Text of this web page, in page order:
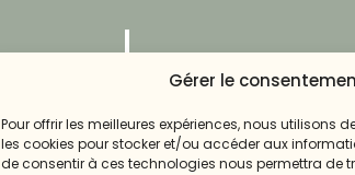
Gérer le
Pour offrir les meilleures expériences, nous utilisons
les cookies pour stocker et/ou accéder aux
de consentir à ces technologies nous permettra de
Votre rêve
notre
CONTACTEZ-NOUS